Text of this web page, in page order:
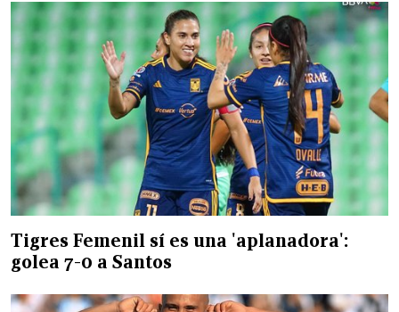
Tigres Femenil sí es una 'aplanadora':
golea 7-0 a Santos